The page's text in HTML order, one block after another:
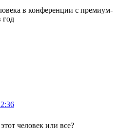
в конференции с премиум-
год
человек или все?